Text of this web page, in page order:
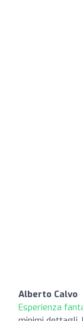
Alberto Calvo
Esperienza